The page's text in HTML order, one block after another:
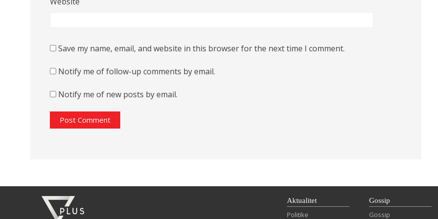
Save my name, email, and website in this browser for the next time I comment.
Notify me of follow-up comments by email.
Notify me of new posts by email.
Aktualitet
Politike
Gossip
Gossip